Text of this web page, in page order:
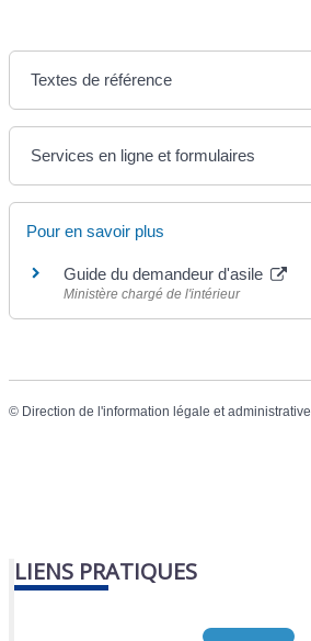
Textes de référence
Services en ligne et formulaires
Pour en savoir plus
Guide du demandeur d'asile
Ministère chargé de l'intérieur
© Direction de l'information légale et administrative
LIENS PRATIQUES